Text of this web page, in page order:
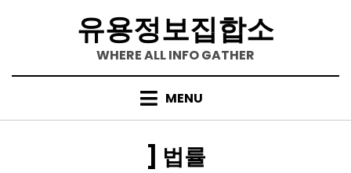
유용정보집합소
WHERE ALL INFO GATHER
MENU
[카테고리
:] 법률